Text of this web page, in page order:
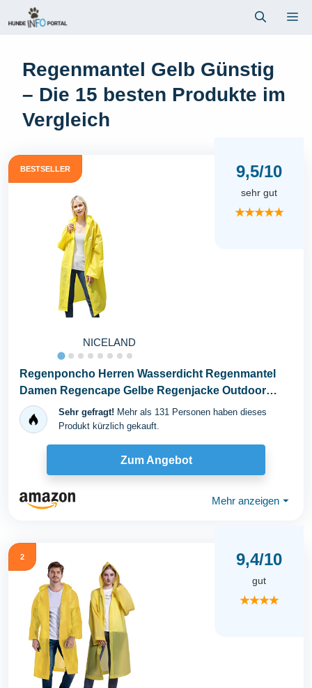
Inhalt
Regenmantel Gelb Günstig
– Die 15 besten Produkte im
Vergleich
BESTSELLER
NICELAND
9,5/10
sehr gut
★★★★★
Regenponcho Herren Wasserdicht Regenmantel
Damen Regencape Gelbe Regenjacke Outdoor
Regenschutz...
Sehr gefragt! Mehr als 131 Personen haben dieses
Produkt kürzlich gekauft.
Zum Angebot
Mehr anzeigen ⏷
2 9,4/10
gut
★★★★